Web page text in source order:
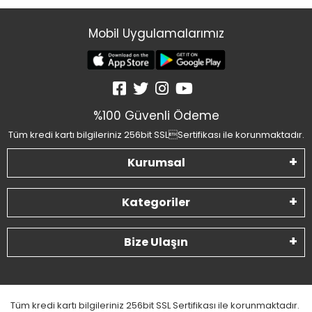
Mobil Uygulamalarımız
%100 Güvenli Ödeme
Tüm kredi kartı bilgileriniz 256bit SSLSertifikası ile korunmaktadır.
Kurumsal
Kategoriler
Bize Ulaşın
Tüm kredi kartı bilgileriniz 256bit SSL Sertifikası ile korunmaktadır.